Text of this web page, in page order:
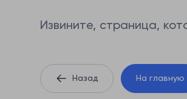
Извините, страница,
Назад На главную